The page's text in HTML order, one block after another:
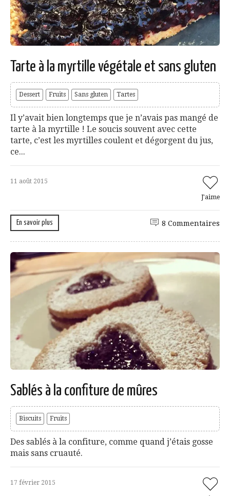
Tarte à la myrtille végétale et sans gluten
Dessert Fruits Sans gluten Tartes
Il y’avait bien longtemps que je n’avais pas mangé de
tarte à la myrtille ! Le soucis souvent avec cette
tarte, c’est les myrtilles coulent et dégorgent du jus,
ce...
11 août 2015
J'aime
En savoir plus 8 Commentaires
Sablés à la confiture de mûres
Biscuits Fruits
Des sablés à la confiture, comme quand j’étais gosse
mais sans cruauté.
17 février 2015